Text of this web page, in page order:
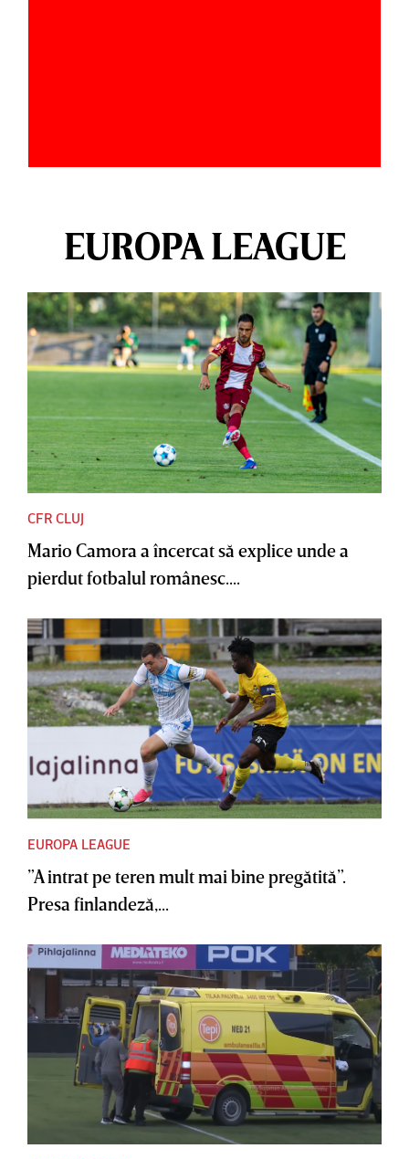
EUROPA LEAGUE
CFR CLUJ
Mario Camora a încercat să explice unde a
pierdut fotbalul românesc....
EUROPA LEAGUE
”A intrat pe teren mult mai bine pregătită”.
Presa finlandeză,...